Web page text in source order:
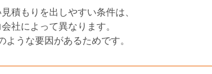
積もりを出しやすい条件は、
社によって異なります。
ような要因があるためです。